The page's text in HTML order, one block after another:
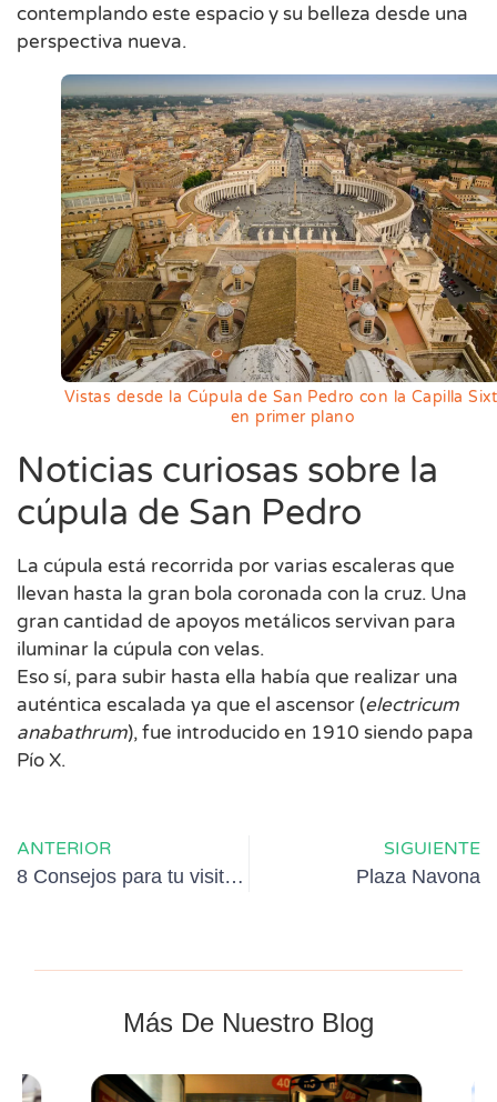
contemplando este espacio y su belleza desde una
perspectiva nueva.
Vistas desde la Cúpula de San Pedro con la Capilla
en primer plano
Noticias curiosas sobre la
cúpula de San Pedro
La cúpula está recorrida por varias escaleras que
llevan hasta la gran bola coronada con la cruz. Una
gran cantidad de apoyos metálicos servivan para
iluminar la cúpula con velas.
Eso sí, para subir hasta ella había que realizar una
auténtica escalada ya que el ascensor (electricum
anabathrum), fue introducido en 1910 siendo papa
Pío X.
ANTERIOR
8 Consejos para tu visita al Vaticano
SIGUIENTE
Plaza Navona
Más De Nuestro Blog